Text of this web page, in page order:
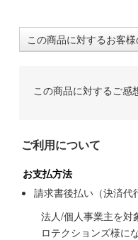
この商品に対するお客
この商品に対するご感
ご利用について
お支払方法
請求書後払い（決済代
法人/個人事業主を対
ロテクションズ様に